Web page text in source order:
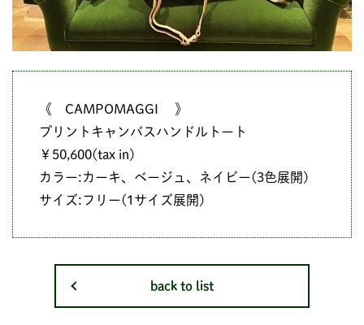
《 CAMPOMAGGI 》
プリントキャンバスハンドルトート
￥50,600(tax in)
カラー:カーキ、ベージュ、ネイビー(3色展開)
サイズ:フリー(1サイズ展開)
back to list